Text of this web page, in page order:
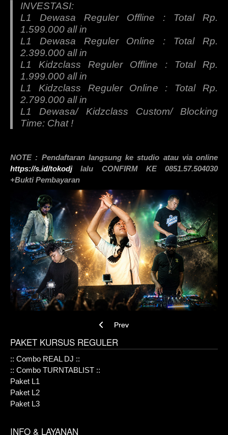
INVESTASI:
L1 Dewasa Reguler Offline : Total Rp.
1.599.000 all in
L1 Dewasa Reguler Online : Total Rp.
2.399.000 all in
L1 Kidzclass Reguler Offline : Total Rp.
1.999.000 all in
L1 Kidzclass Reguler Online : Total Rp.
2.799.000 all in
L1 Dewasa/ Kidzclass Custom/ Blocking
Time: Chat !
NOTE : Pendaftaran langsung ke studio atau via online
https://s.id/tokodjlalu CONFIRM KE 0851.57.504030
+Bukti Pembayaran
Previous article: Paket L2
Prev
PAKET KURSUS REGULER
:: Combo REAL DJ ::
:: Combo TURNTABLIST ::
Paket L1
Paket L2
Paket L3
INFO & LAYANAN